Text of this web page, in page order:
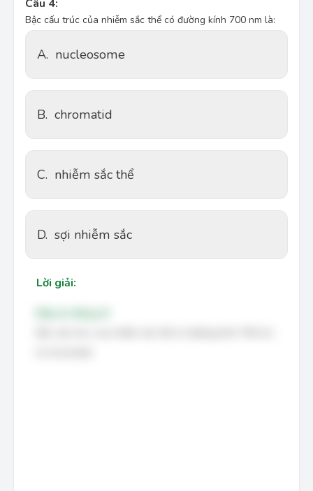
Câu 4:
Bậc cấu trúc của nhiễm sắc thể có đường kính 700 nm là​:
A. nucleosome
B. chromatid
C. nhiễm sắc thể
D. sợi nhiễm sắc
Lời giải: